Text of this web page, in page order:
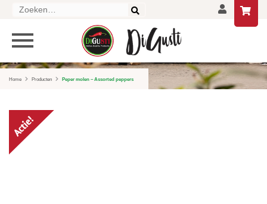
DRANKEN
Zoeken
PRODUCTEN
Home Producten Peper molen – Assorted peppers